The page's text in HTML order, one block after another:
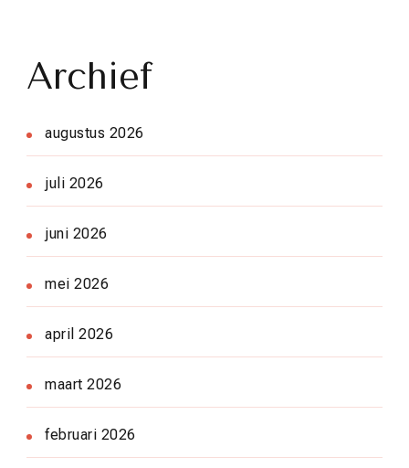
Archief
augustus 2026
juli 2026
juni 2026
mei 2026
april 2026
maart 2026
februari 2026